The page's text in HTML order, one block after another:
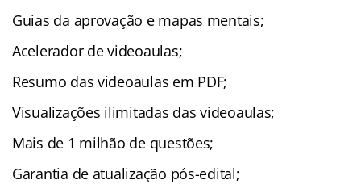
Guias da aprovação e mapas mentais;
Acelerador de videoaulas;
Resumo das videoaulas em PDF;
Visualizações ilimitadas das videoaulas;
Mais de 1 milhão de questões;
Garantia de atualização pós-edital;